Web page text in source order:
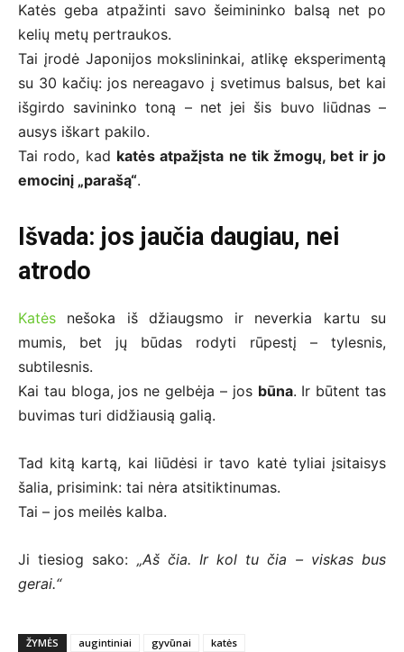
Katės geba atpažinti savo šeimininko balsą net po
kelių metų pertraukos.
Tai įrodė Japonijos mokslininkai, atlikę eksperimentą
su 30 kačių: jos nereagavo į svetimus balsus, bet kai
išgirdo savininko toną – net jei šis buvo liūdnas –
ausys iškart pakilo.
Tai rodo, kad katės atpažįsta ne tik žmogų, bet ir jo
emocinį „parašą“.
Išvada: jos jaučia daugiau, nei
atrodo
Katės nešoka iš džiaugsmo ir neverkia kartu su
mumis, bet jų būdas rodyti rūpestį – tylesnis,
subtilesnis.
Kai tau bloga, jos ne gelbėja – jos būna. Ir būtent tas
buvimas turi didžiausią galią.
Tad kitą kartą, kai liūdėsi ir tavo katė tyliai įsitaisys
šalia, prisimink: tai nėra atsitiktinumas.
Tai – jos meilės kalba.
Ji tiesiog sako: „Aš čia. Ir kol tu čia – viskas bus
gerai.“
ŽYMĖS augintiniai gyvūnai katės